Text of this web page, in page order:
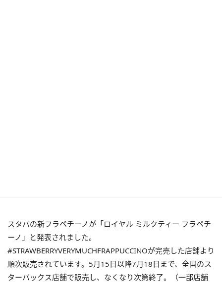
スタバの新フラペチーノが「ロイヤル ミルクティー フラペチ
ーノ」と発表されました。
#STRAWBERRYVERYMUCHFRAPPUCCINOが完売した店舗より
順次販売されています。5月15日以降7月18日まで、全国のス
ターバックス店舗で販売し、なくなり次第終了。（一部店舗